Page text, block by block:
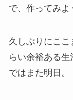
で、作ってみよ
久しぶりにここ
らい余裕ある
ではまた明日。